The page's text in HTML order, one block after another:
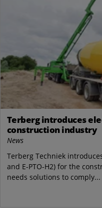
Terberg introduces
construction industry
News
Terberg Techniek
and E-PTO-H2) for the
needs solutions to comply...